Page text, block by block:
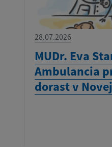
28.07.2026
MUDr. Eva
Ambulancia
dorast v